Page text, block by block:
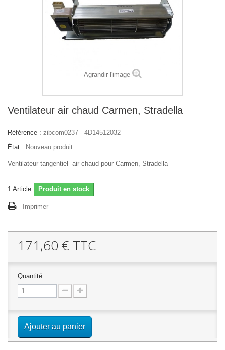
Agrandir l'image
Ventilateur air chaud Carmen, Stradella
Référence : zibcom0237 - 4D14512032
État : Nouveau produit
Ventilateur tangentiel air chaud pour Carmen, Stradella
1 Article Produit en stock
Imprimer
171,60 € TTC
Quantité
Ajouter au panier